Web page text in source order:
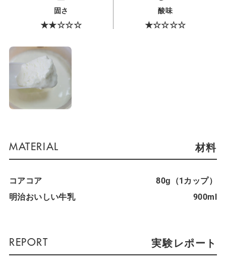
固さ
★★☆☆☆
酸味
★☆☆☆☆
材料
コアコア
80g（1カップ）
明治おいしい牛乳
900ml
実験レポート